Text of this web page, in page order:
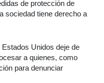
de protección de
sociedad tiene derecho a
Unidos deje de
a quienes, como
para denunciar